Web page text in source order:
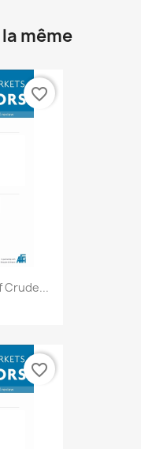
même
Crude...
favorite_border
favorite_border